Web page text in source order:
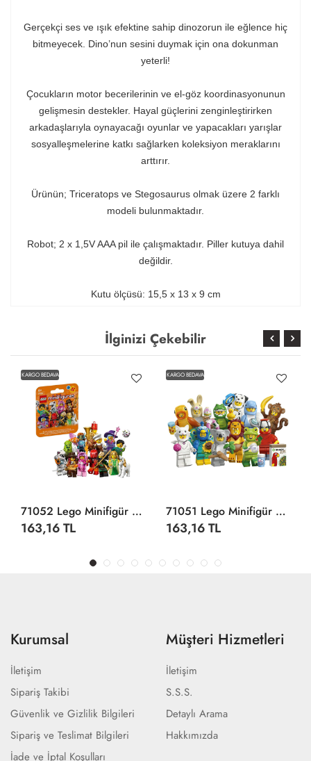
Gerçekçi ses ve ışık efektine sahip dinozorun ile eğlence hiç
bitmeyecek. Dino’nun sesini duymak için ona dokunman
yeterli!
Çocukların motor becerilerinin ve el-göz koordinasyonunun
gelişmesin destekler. Hayal güçlerini zenginleştirirken
arkadaşlarıyla oynayacağı oyunlar ve yapacakları yarışlar
sosyalleşmelerine katkı sağlarken koleksiyon meraklarını
arttırır.
Ürünün; Triceratops ve Stegosaurus olmak üzere 2 farklı
modeli bulunmaktadır.
Robot; 2 x 1,5V AAA pil ile çalışmaktadır. Piller kutuya dahil
değildir.
Kutu ölçüsü: 15,5 x 13 x 9 cm
İlginizi Çekebilir
KARGO BEDAVA
71052 Lego Minifigür Seri 29 +5 Yaş
163,16 TL
KARGO BEDAVA
71051 Lego Minifigür Hayvanlar Seri 28 +5 Yaş
163,16 TL
Kurumsal
İletişim
Sipariş Takibi
Güvenlik ve Gizlilik Bilgileri
Sipariş ve Teslimat Bilgileri
İade ve İptal Koşulları
Müşteri Hizmetleri
İletişim
S.S.S.
Detaylı Arama
Hakkımızda